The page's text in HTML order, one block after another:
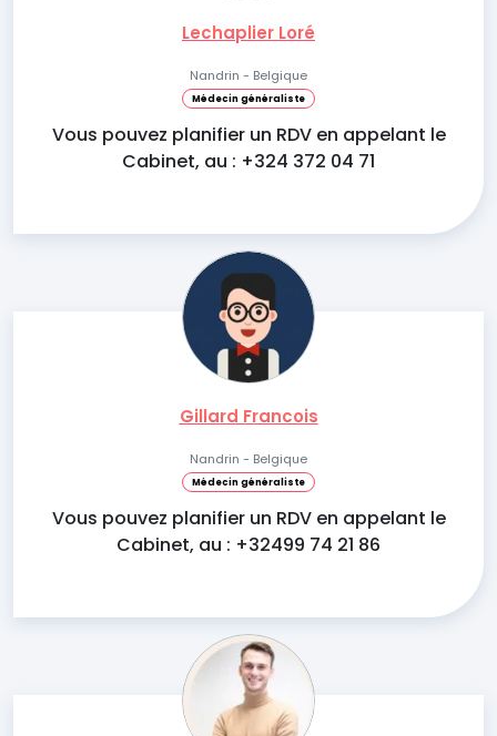
Lechaplier Loré
Nandrin - Belgique
Médecin généraliste
Vous pouvez planifier un RDV en appelant le
Cabinet, au : +324 372 04 71
Gillard Francois
Nandrin - Belgique
Médecin généraliste
Vous pouvez planifier un RDV en appelant le
Cabinet, au : +32499 74 21 86